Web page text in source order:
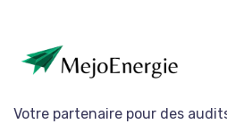
Votre partenaire pour des